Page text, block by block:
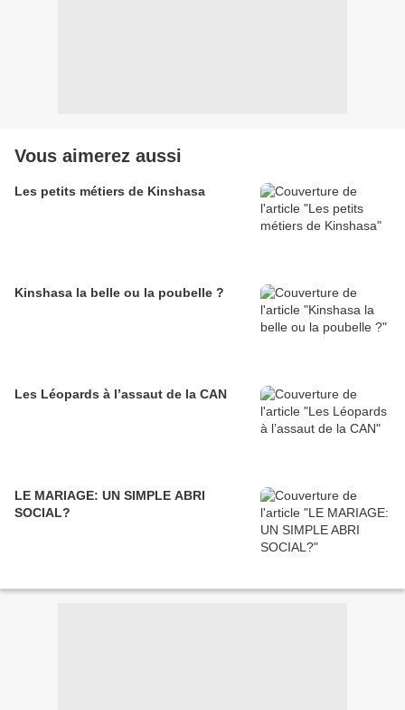
Vous aimerez aussi
Les petits métiers de Kinshasa
Kinshasa la belle ou la poubelle ?
Les Léopards à l’assaut de la CAN
LE MARIAGE: UN SIMPLE ABRI
SOCIAL?